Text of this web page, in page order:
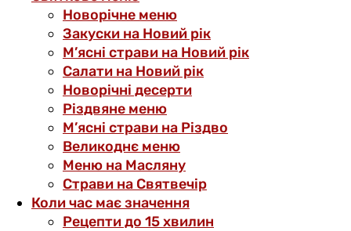
Новорічне меню
Закуски на Новий рік
М’ясні страви на Новий рік
Салати на Новий рік
Новорічні десерти
Різдвяне меню
М’ясні страви на Різдво
Великоднє меню
Меню на Масляну
Страви на Святвечір
Коли час має значення
Рецепти до 15 хвилин